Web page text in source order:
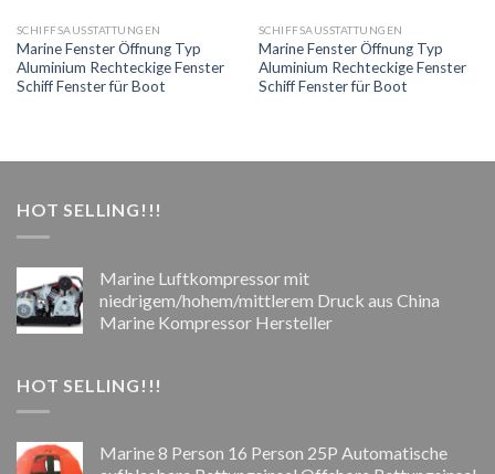
SCHIFFSAUSSTATTUNGEN
Marine Fenster Öffnung Typ
Aluminium Rechteckige Fenster
Schiff Fenster für Boot
SCHIFFSAUSSTATTUNGEN
Marine Fenster Öffnung Typ
Aluminium Rechteckige Fenster
Schiff Fenster für Boot
HOT SELLING!!!
Marine Luftkompressor mit
niedrigem/hohem/mittlerem Druck aus China
Marine Kompressor Hersteller
HOT SELLING!!!
Marine 8 Person 16 Person 25P Automatische